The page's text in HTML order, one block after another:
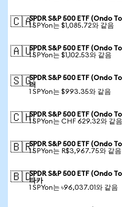
🇨🇦SPDR S&P 500 ETF (Ondo
1 SPYon는 $1,085.72와 같음
🇦🇺SPDR S&P 500 ETF (Ondo
1 SPYon는 $1,102.53와 같음
🇸🇬SPDR S&P 500 ETF (Ondo
러
1 SPYon는 $993.35와 같음
🇨🇭SPDR S&P 500 ETF (Ondo
1 SPYon는 CHF 629.32와 같음
🇧🇷SPDR S&P 500 ETF (Ondo
1 SPYon는 R$3,967.75와 같음
🇧🇩SPDR S&P 500 ETF (Ondo
타카
1 SPYon는 ৳96,037.01와 같음